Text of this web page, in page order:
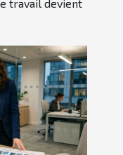
travail devient